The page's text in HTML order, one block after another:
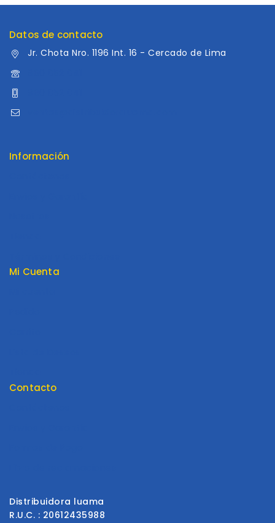
Datos de contacto
Jr. Chota Nro. 1196 Int. 16 - Cercado de Lima
Información
Mi Cuenta
Contacto
Distribuidora luama
R.U.C. : 20612435988